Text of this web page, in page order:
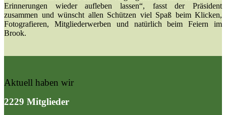
Erinnerungen wieder aufleben lassen“, fasst der Präsident
zusammen und wünscht allen Schützen viel Spaß beim Klicken,
Fotografieren, Mitgliederwerben und natürlich beim Feiern im
Brook.
Aktuell haben wir
2229 Mitglieder